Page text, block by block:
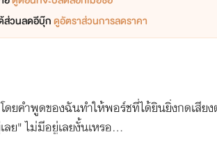
ส่วนลดอีบุ๊กดูอัตราส่วนการลดราคา
ยคำพูดของฉันทำให้พอร์ชที่ได้ยินยิ่งกดเสีย
ย" ไม่มีอยู่เลยงั้นเหรอ...